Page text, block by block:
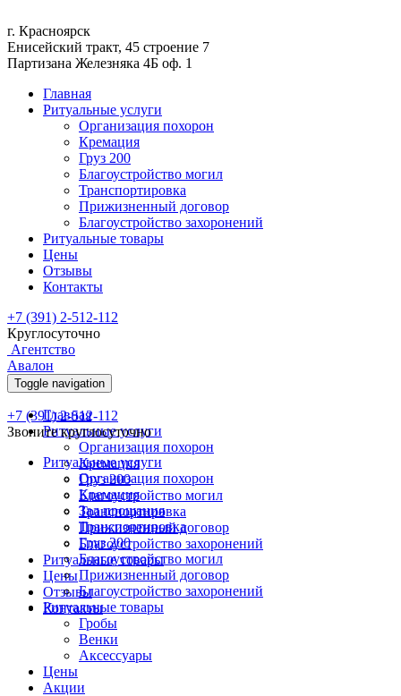
г. Красноярск
Енисейский тракт, 45 строение 7
Партизана Железняка 4Б оф. 1
Главная
Ритуальные услуги
Организация похорон
Кремация
Груз 200
Благоустройство могил
Транспортировка
Прижизненный договор
Благоустройство захоронений
Ритуальные товары
Цены
Отзывы
Контакты
+7 (391) 2-512-112
Круглосуточно
Агентство
Авалон
Toggle navigation
Главная
Ритуальные услуги
Организация похорон
Кремация
Груз 200
Благоустройство могил
Транспортировка
Прижизненный договор
Благоустройство захоронений
Ритуальные товары
Цены
Отзывы
Контакты
+7 (391) 2-512-112
Звоните круглосуточно
Ритуальные услуги
Организация похорон
Кремация
Зал прощания
Транспортировка
Груз 200
Благоустройство могил
Прижизненный договор
Благоустройство захоронений
Ритуальные товары
Гробы
Венки
Аксессуары
Цены
Акции